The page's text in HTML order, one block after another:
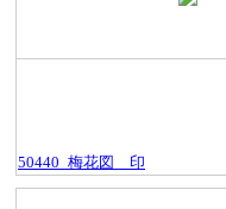
50440_梅花図＿印